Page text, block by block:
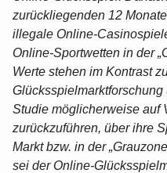
zurückliegenden 12
illegale Online-
Online-Sportwetten in der
Werte stehen im Kontrast
Studie möglicherweise auf
zurückzuführen, über ihre
Markt bzw. in der
sei der Online-